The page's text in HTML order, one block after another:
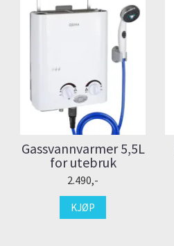
Gassvannvarmer 5,5L
for utebruk
2.490,-
KJØP